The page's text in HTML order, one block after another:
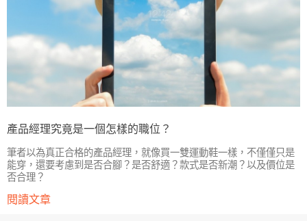
產品經理究竟是一個怎樣的職位？
筆者以為真正合格的產品經理，就像買一雙運動鞋一樣，不僅僅只是
能穿，還要考慮到是否合腳？是否舒適？款式是否新潮？以及價位是
否合理？
閱讀文章